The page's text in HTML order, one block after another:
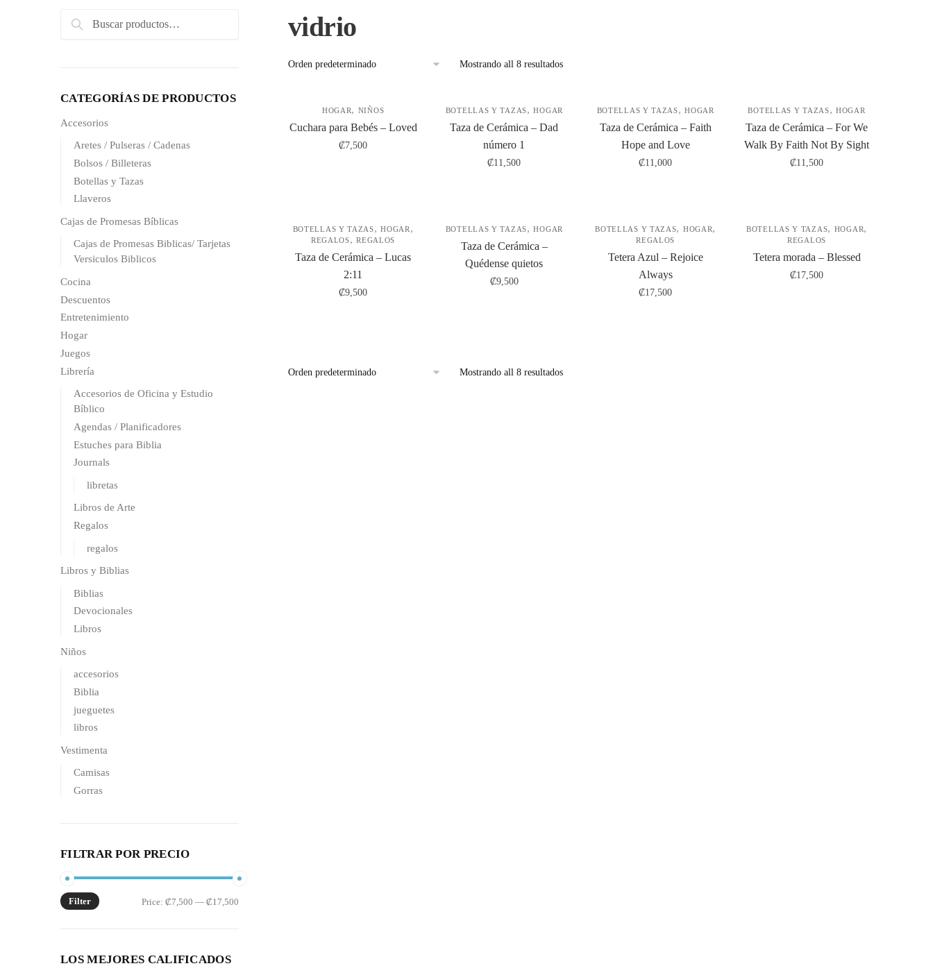
vidrio
Mostrando all 8 resultados
HOGAR, NIÑOS
Cuchara para Bebés – Loved
₡7,500
BOTELLAS Y TAZAS,HOGAR
Taza de Cerámica – Dad
número 1
₡11,500
BOTELLAS Y TAZAS,HOGAR
Taza de Cerámica – Faith
Hope and Love
₡11,000
BOTELLAS Y TAZAS,HOGAR
Taza de Cerámica – For We
Walk By Faith Not By Sight
₡11,500
BOTELLAS Y TAZAS,HOGAR ,
REGALOS,REGALOS
Taza de Cerámica – Lucas
2:11
₡9,500
BOTELLAS Y TAZAS,HOGAR
Taza de Cerámica –
Quédense quietos
₡9,500
BOTELLAS Y TAZAS, HOGAR,
REGALOS
Tetera Azul – Rejoice
Always
₡17,500
BOTELLAS Y TAZAS, HOGAR,
REGALOS
Tetera morada – Blessed
₡17,500
Mostrando all 8 resultados
Search
Search
CATEGORÍAS DE PRODUCTOS
Accesorios
Aretes / Pulseras / Cadenas
Bolsos / Billeteras
Botellas y Tazas
Llaveros
Cajas de Promesas Bíblicas
Cajas de Promesas Biblicas/ Tarjetas
Versiculos Biblicos
Cocina
Descuentos
Entretenimiento
Hogar
Juegos
Librería
Accesorios de Oficina y Estudio
Bíblico
Agendas / Planificadores
Estuches para Biblia
Journals
libretas
Libros de Arte
Regalos
regalos
Libros y Biblias
Biblias
Devocionales
Libros
Niños
accesorios
Biblia
jueguetes
libros
Vestimenta
Camisas
Gorras
FILTRAR POR PRECIO
Filter Price:₡7,500 —₡17,500
LOS MEJORES CALIFICADOS